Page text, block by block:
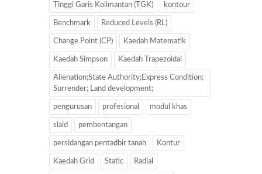
Tinggi Garis Kolimantan (TGK) kontour
Benchmark Reduced Levels (RL)
Change Point (CP) Kaedah Matematik
Kaedah Simpson Kaedah Trapezoidal
Alienation;State Authority;Express Condition;
Surrender; Land development;
pengurusan profesional modul khas
slaid pembentangan
persidangan pentadbir tanah Kontur
Kaedah Grid Static Radial